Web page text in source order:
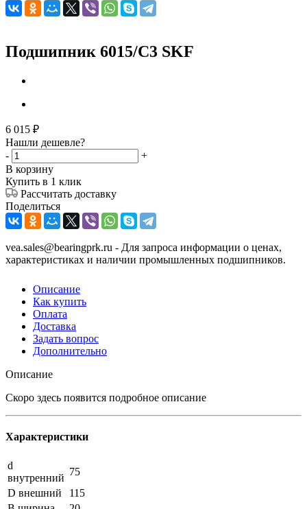
Подшипник 6015/C3 SKF
6 015 ₽
Нашли дешевле?
-
+
В корзину
Купить в 1 клик
Рассчитать доставку
Поделиться
vea.sales@bearingprk.ru - Для запроса информации о ценах,
характеристиках и наличии промышленных подшипников.
Описание
Как купить
Оплата
Доставка
Задать вопрос
Дополнительно
Описание
Скоро здесь появится подробное описание
Характеристики
d
внутренний
75
D внешний
115